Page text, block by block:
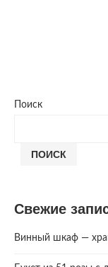
Поиск
ПОИСК
Свежие
Винный шкаф —